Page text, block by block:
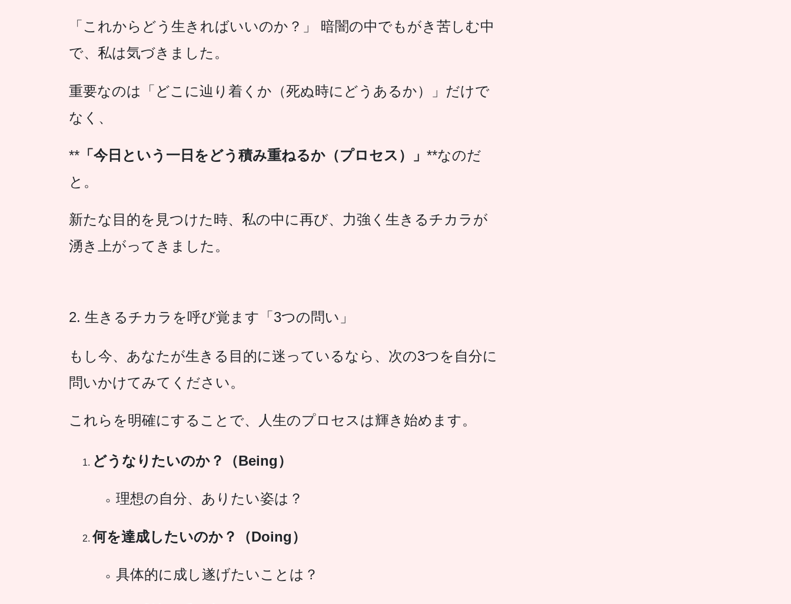
「これからどう生きればいいのか？」 暗闇の中でもがき苦しむ中
で、私は気づきました。
重要なのは「どこに辿り着くか（死ぬ時にどうあるか）」だけで
なく、
** 「今日という一日をどう積み重ねるか（プロセス）」 **なのだ
と。
新たな目的を見つけた時、私の中に再び、力強く生きるチカラが
湧き上がってきました。
2. 生きるチカラを呼び覚ます「3つの問い」
もし今、あなたが生きる目的に迷っているなら、次の3つを自分に
問いかけてみてください。
これらを明確にすることで、人生のプロセスは輝き始めます。
どうなりたいのか？（Being）
理想の自分、ありたい姿は？
何を達成したいのか？（Doing）
具体的に成し遂げたいことは？